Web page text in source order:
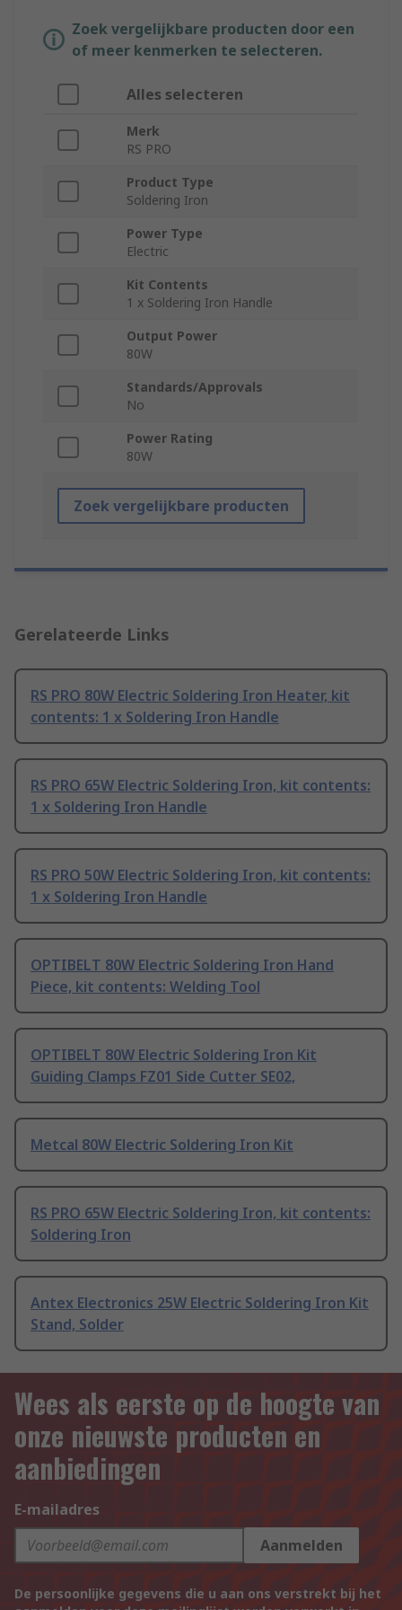
Zoek vergelijkbare producten door een
of meer kenmerken te selecteren.
Alles selecteren
Merk
RS PRO
Product Type
Soldering Iron
Power Type
Electric
Kit Contents
1 x Soldering Iron Handle
Output Power
80W
Standards/Approvals
No
Power Rating
80W
Zoek vergelijkbare producten
Gerelateerde Links
RS PRO 80W Electric Soldering Iron Heater, kit
contents: 1 x Soldering Iron Handle
RS PRO 65W Electric Soldering Iron, kit contents:
1 x Soldering Iron Handle
RS PRO 50W Electric Soldering Iron, kit contents:
1 x Soldering Iron Handle
OPTIBELT 80W Electric Soldering Iron Hand
Piece, kit contents: Welding Tool
OPTIBELT 80W Electric Soldering Iron Kit
Guiding Clamps FZ01 Side Cutter SE02,
Metcal 80W Electric Soldering Iron Kit
RS PRO 65W Electric Soldering Iron, kit contents:
Soldering Iron
Antex Electronics 25W Electric Soldering Iron Kit
Stand, Solder
Wees als eerste op de hoogte van
onze nieuwste producten en
aanbiedingen
E-mailadres
Aanmelden
De persoonlijke gegevens die u aan ons verstrekt bij het